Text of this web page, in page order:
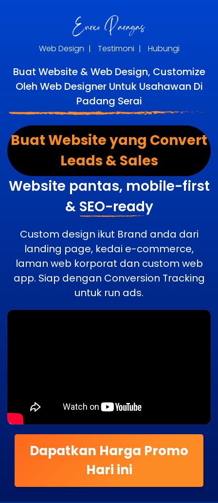
Web Design | Testimoni | Hubungi
Buat Website & Web Design, Customize
Oleh Web Designer Untuk Usahawan Di
Padang Serai
Buat Website yang Convert
Leads & Sales
Website pantas, mobile-first
& SEO-ready
Custom design ikut Brand anda dari
landing page, kedai e-commerce,
laman web korporat dan custom web
app. Siap dengan Conversion Tracking
untuk run ads.
Dapatkan Harga Promo
Hari ini